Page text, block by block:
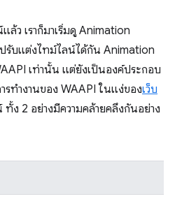
ล้ว เราก็มาเริ่มดู Animation
บแต่งไทม์ไลน์ได้กัน Animation
เท่านั้น แต่ยังเป็นองค์ประกอบ
ทำงานของ WAAPI ในแง่ของเว็บ
ง 2 อย่างมีความคล้ายคลึงกันอย่าง